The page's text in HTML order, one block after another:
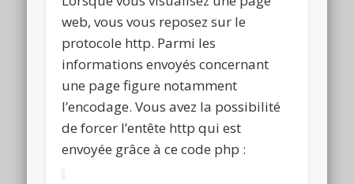
web, vous vous reposez sur le
protocole http. Parmi les
informations envoyés concernant
une page figure notamment
l’encodage. Vous avez la possibilité
de forcer l’entête http qui est
envoyée grâce à ce code php :